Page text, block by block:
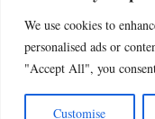
We use cookies to
personalised ads or
"Accept All", you
Customise
artificial: por qué